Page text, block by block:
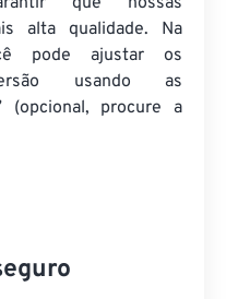
alta qualidade. Na
pode ajustar os
usando as
(opcional, procure a